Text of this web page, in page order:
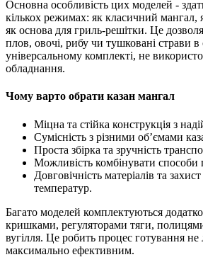
Основна особливість цих моделей -
кількох режимах: як класичний мангал,
як основа для гриль-решітки. Це
плов, овочі, рибу чи тушковані страви
універсальному комплекті, не
обладнання.
Чому варто обрати казан мангал
Міцна та стійка конструкція з
Сумісність з різними об’ємами
Проста збірка та зручність
Можливість комбінувати способи
Довговічність матеріалів та
температур.
Багато моделей комплектуються
кришками, регуляторами тяги,
вугілля. Це робить процес готування
максимально ефективним.